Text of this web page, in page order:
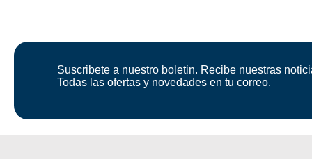
Suscribete a nuestro boletin. Recibe nuestras
Todas las ofertas y novedades en tu correo.